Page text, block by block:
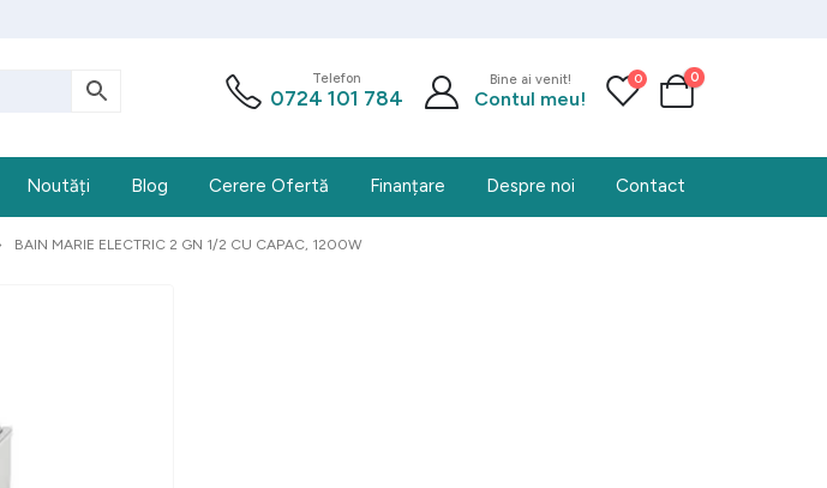
Telefon
0724 101 784
Bine ai venit!
Contul meu!
0 0
Noutăți Blog Cerere Ofertă Finanțare Despre noi Contact
BAIN MARIE ELECTRIC 2 GN 1/2 CU CAPAC, 1200W